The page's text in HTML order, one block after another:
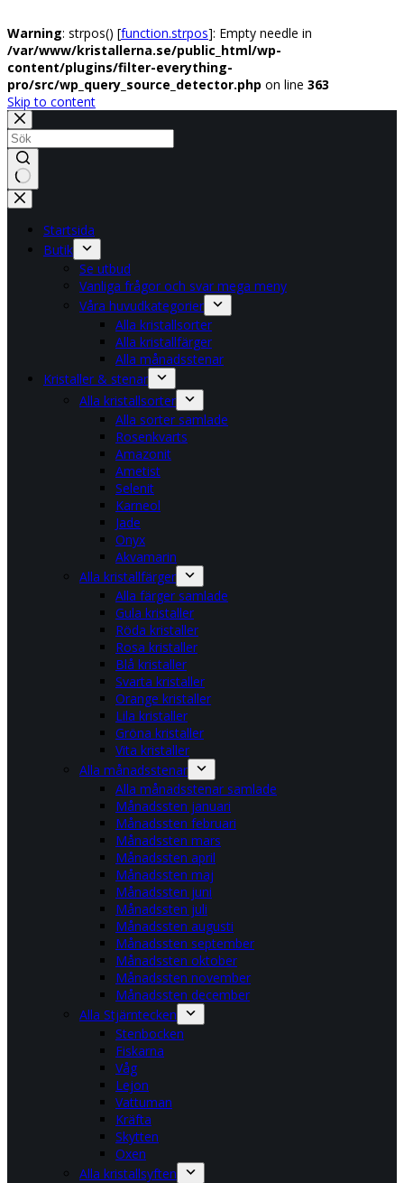
Warning: strpos() [function.strpos]: Empty needle in
/var/www/kristallerna.se/public_html/wp-
content/plugins/filter-everything-
pro/src/wp_query_source_detector.php on line 363
Skip to content
No
results
Startsida
Butik
Se utbud
Vanliga frågor och svar mega meny
Våra huvudkategorier
Alla kristallsorter
Alla kristallfärger
Alla månadsstenar
Kristaller & stenar
Alla kristallsorter
Alla sorter samlade
Rosenkvarts
Amazonit
Ametist
Selenit
Karneol
Jade
Onyx
Akvamarin
Alla kristallfärger
Alla färger samlade
Gula kristaller
Röda kristaller
Rosa kristaller
Blå kristaller
Svarta kristaller
Orange kristaller
Lila kristaller
Gröna kristaller
Vita kristaller
Alla månadsstenar
Alla månadsstenar samlade
Månadssten januari
Månadssten februari
Månadssten mars
Månadssten april
Månadssten maj
Månadssten juni
Månadssten juli
Månadssten augusti
Månadssten september
Månadssten oktober
Månadssten november
Månadssten december
Alla Stjärntecken
Stenbocken
Fiskarna
Våg
Lejon
Vattuman
Kräfta
Skytten
Oxen
Alla kristallsyften